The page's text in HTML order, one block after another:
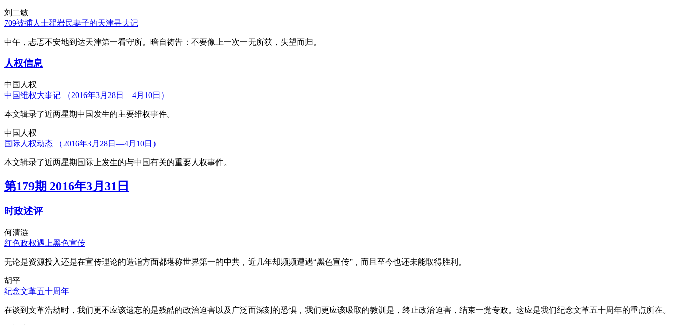
刘二敏
709被捕人士翟岩民妻子的天津寻夫记
中午，忐忑不安地到达天津第一看守所。暗自祷告：不要像上一次一无所获，失望而归。
人权信息
中国人权
中国维权大事记 （2016年3月28日—4月10日）
本文辑录了近两星期中国发生的主要维权事件。
中国人权
国际人权动态 （2016年3月28日—4月10日）
本文辑录了近两星期国际上发生的与中国有关的重要人权事件。
第179期 2016年3月31日
时政述评
何清涟
红色政权遇上黑色宣传
无论是资源投入还是在宣传理论的造诣方面都堪称世界第一的中共，近几年却频频遭遇“黑色宣传”，而且至今也还未能取得胜利。
胡平
纪念文革五十周年
在谈到文革浩劫时，我们更不应该遗忘的是残酷的政治迫害以及广泛而深刻的恐惧，我们更应该吸取的教训是，终止政治迫害，结束一党专政。这应是我们纪念文革五十周年的重点所在。